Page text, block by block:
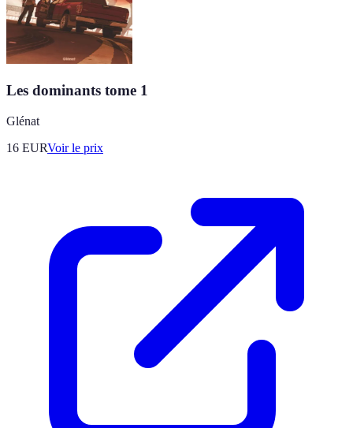
Les dominants tome 1
Glénat
16 EURVoir le prix